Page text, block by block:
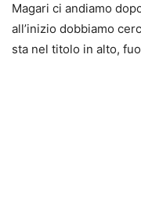
Magari ci andiamo
all’inizio dobbiamo
sta nel titolo in alto,